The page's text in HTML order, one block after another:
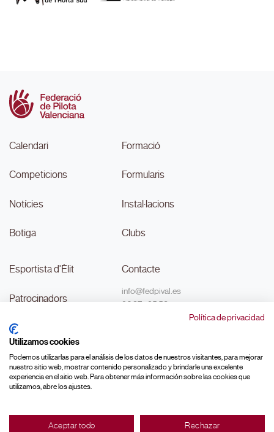
Política de privacidad
Utilizamos cookies
Podemos utilizarlas para el análisis de los datos de nuestros visitantes, para mejorar
nuestro sitio web, mostrar contenido personalizado y brindarle una excelente
experiencia en el sitio web. Para obtener más información sobre las cookies que
utilizamos, abre los ajustes.
Aceptar todo Rechazar
Calendari
Competicions
Notícies
Botiga
Formació
Formularis
Instal·lacions
Clubs
Esportista d'Èlit
Patrocinadors
Transparència
#MouLaPilota
Contacte
info@fedpival.es
96 374 95 58
C/Marqués de Sant Joan nº 32,
Made with ♥ by